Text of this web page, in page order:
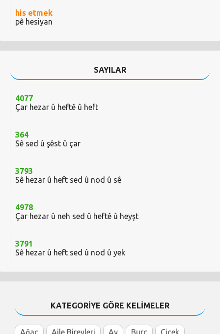
his etmek
pê hesiyan
SAYILAR
4077
Çar hezar û heftê û heft
364
Sê sed û şêst û çar
3793
Sê hezar û heft sed û nod û sê
4978
Çar hezar û neh sed û heftê û heyşt
3791
Sê hezar û heft sed û nod û yek
KATEGORİYE GÖRE KELİMELER
Ağaç Aile Bireyleri Ay Burç
Çiçek